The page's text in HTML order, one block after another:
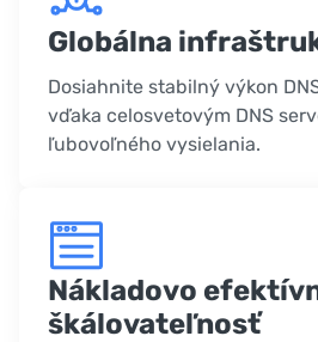
Globálna
Dosiahnite stabilný výkon
vďaka celosvetovým DNS
ľubovoľného vysielania.
Nákladovo
škálovateľnosť